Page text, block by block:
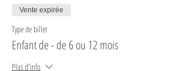
Vente expirée
Type de billet
Enfant de - de 6 ou 12 mois
Plus d'info